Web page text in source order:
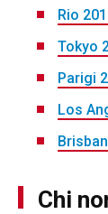
Rio
Tokyo
Parigi
Los
Chi